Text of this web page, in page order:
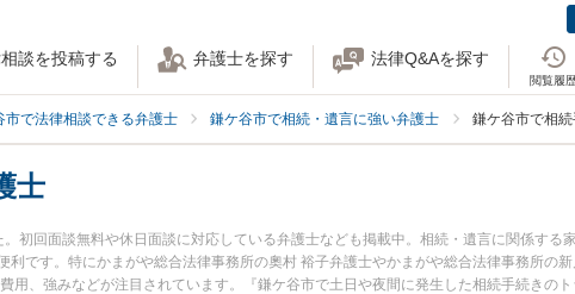
談を投稿する 弁護士を探す 法律Q&Aを探す
閲覧履
市で法律相談できる弁護士 鎌ケ谷市で相続・遺言に強い弁護士 鎌ケ谷市で相
士
初回面談無料や休日面談に対応している弁護士なども掲載中。相続・遺言に関係する
です。特にかまがや総合法律事務所の奧村 裕子弁護士やかまがや総合法律事務所の
用、強みなどが注目されています。『鎌ケ谷市で土日や夜間に発生した相続手続きの